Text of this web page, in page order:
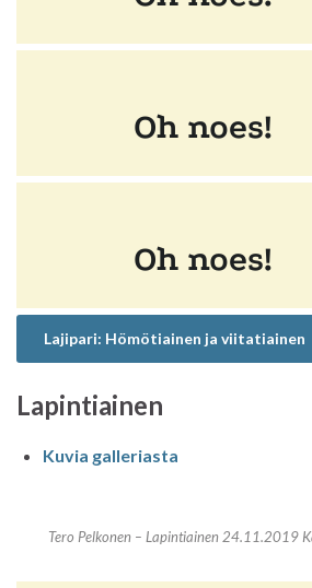
Lajipari: Hömötiainen ja viitatiainen
Lapintiainen
Kuvia galleriasta
Tero Pelkonen – Lapintiainen 24.11.2019